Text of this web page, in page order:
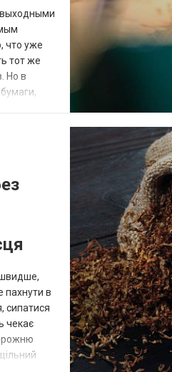
что уже
тот же
Но в
не
швидше,
пахнути в
сипатися
чекає